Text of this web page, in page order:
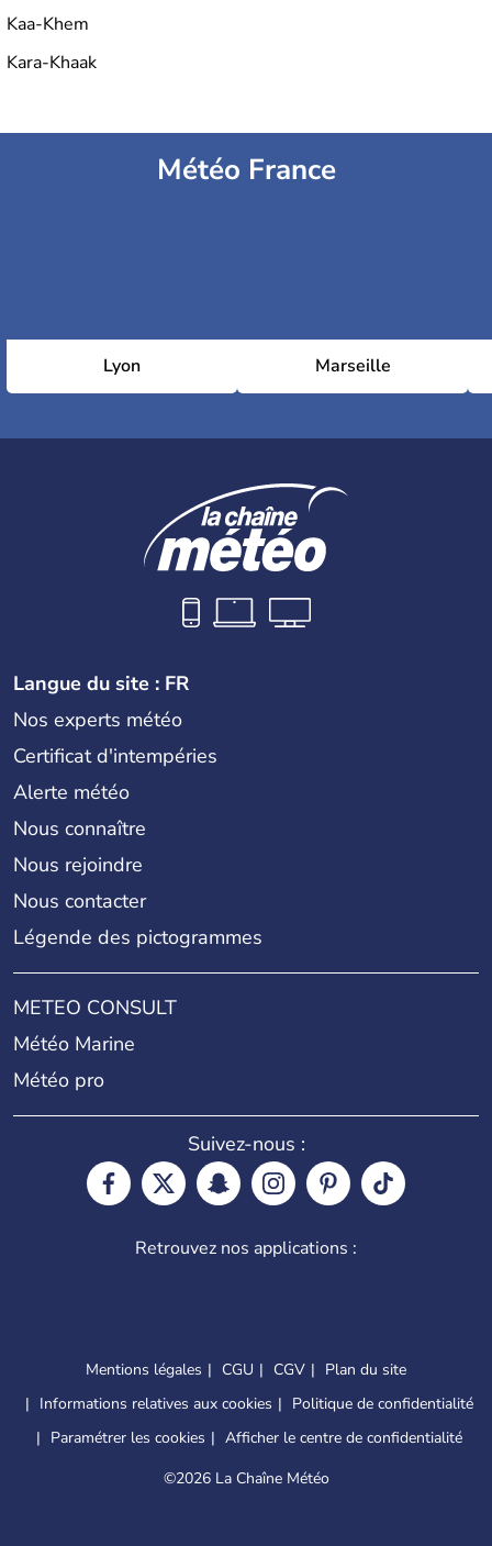
Kaa-Khem
Kara-Khaak
Météo France
Lyon Marseille
Langue du site : FR
Nos experts météo
Certificat d'intempéries
Alerte météo
Nous connaître
Nous rejoindre
Nous contacter
Légende des pictogrammes
METEO CONSULT
Météo Marine
Météo pro
Suivez-nous :
Retrouvez nos applications :
Mentions légales CGU CGV
Plan du site
Informations relatives aux cookies
Politique de confidentialité
Paramétrer les cookies
Afficher le centre de confidentialité
©2026 La Chaîne Météo